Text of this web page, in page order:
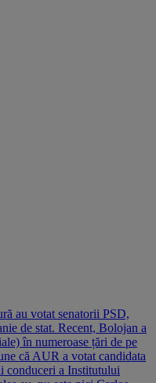
au votat senatorii PSD,
de stat. Recent, Bolojan a
în numeroase țări de pe
că AUR a votat candidata
conduceri a Institutului